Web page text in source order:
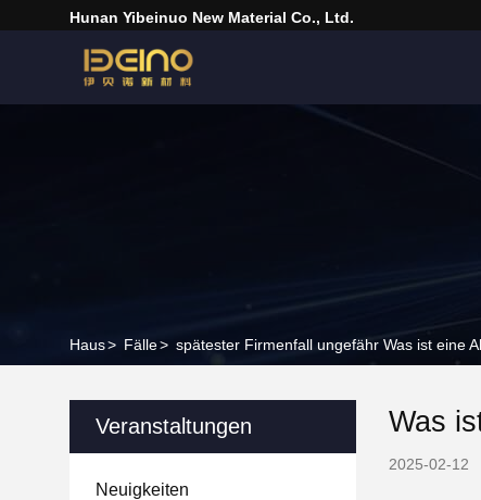
Hunan Yibeinuo New Material Co., Ltd.
Haus> Fälle> spätester Firmenfall ungefähr Was ist eine
Veranstaltungen
Neuigkeiten
Was
2025-02-12